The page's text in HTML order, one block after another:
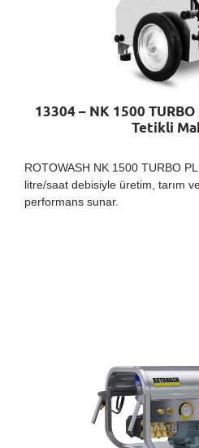
13304 – NK 1500
Tetikli
ROTOWASH NK 1500 TURBO
litre/saat debisiyle üretim, tarım
performans sunar.